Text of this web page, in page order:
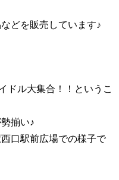
どを販売しています♪
ドル大集合！！というこ
揃い♪
口駅前広場での様子で